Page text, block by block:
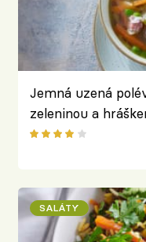
Jemná uzená
zeleninou a
zahřeje a pohladí
SALÁTY